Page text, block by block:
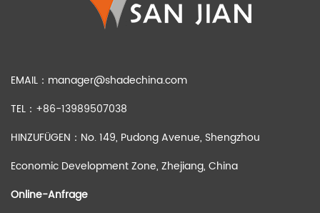
EMAIL： manager@shadechina.com
TEL：+86-13989507038
HINZUFÜGEN：No. 149, Pudong Avenue, Shengzhou
Economic Development Zone, Zhejiang, China
Online-Anfrage